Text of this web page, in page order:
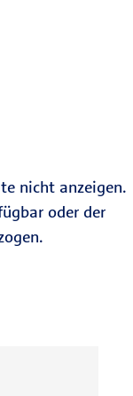
nicht anzeigen.
oder der